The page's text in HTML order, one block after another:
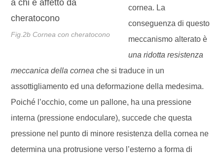
Fig.2b Cornea con cheratocono
cornea. La
conseguenza di questo
meccanismo alterato è
una ridotta resistenza
meccanicadella cornea che si traduce in un
assottigliamento ed una deformazione della medesima.
Poiché l’occhio, come un pallone, ha una pressione
interna (pressione endoculare), succede che questa
pressione nel punto di minore resistenza della cornea ne
determina una protrusione verso l’esterno a forma di